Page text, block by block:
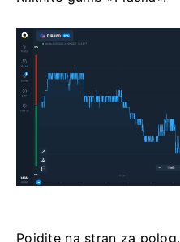
Pojdite na stran za polog.